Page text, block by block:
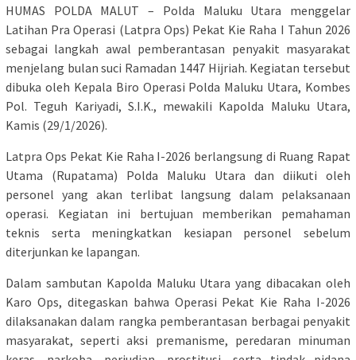
HUMAS POLDA MALUT – Polda Maluku Utara menggelar
Latihan Pra Operasi (Latpra Ops) Pekat Kie Raha I Tahun 2026
sebagai langkah awal pemberantasan penyakit masyarakat
menjelang bulan suci Ramadan 1447 Hijriah. Kegiatan tersebut
dibuka oleh Kepala Biro Operasi Polda Maluku Utara, Kombes
Pol. Teguh Kariyadi, S.I.K., mewakili Kapolda Maluku Utara,
Kamis (29/1/2026).
Latpra Ops Pekat Kie Raha I-2026 berlangsung di Ruang Rapat
Utama (Rupatama) Polda Maluku Utara dan diikuti oleh
personel yang akan terlibat langsung dalam pelaksanaan
operasi. Kegiatan ini bertujuan memberikan pemahaman
teknis serta meningkatkan kesiapan personel sebelum
diterjunkan ke lapangan.
Dalam sambutan Kapolda Maluku Utara yang dibacakan oleh
Karo Ops, ditegaskan bahwa Operasi Pekat Kie Raha I-2026
dilaksanakan dalam rangka pemberantasan berbagai penyakit
masyarakat, seperti aksi premanisme, peredaran minuman